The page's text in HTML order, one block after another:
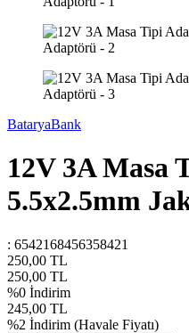
BataryaBank
12V 3A Masa
5.5x2.5mm
: 6542168456358421
250,00 TL
250,00 TL
%0 İndirim
245,00 TL
%2 İndirim (Havale Fiyatı)